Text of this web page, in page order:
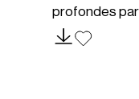
profondes